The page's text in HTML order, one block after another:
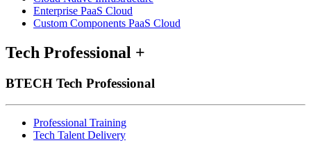
Enterprise PaaS Cloud
Custom Components PaaS Cloud
Tech Professional +
BTECH Tech Professional
Professional Training
Tech Talent Delivery